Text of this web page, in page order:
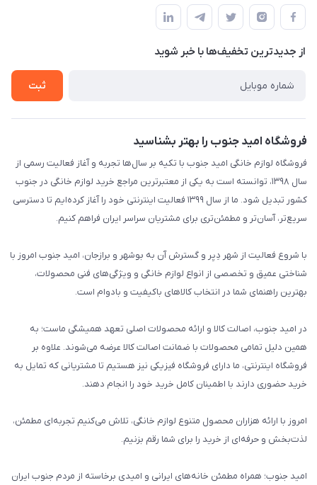
خانگی امید جنوب
لیست محصولات
درباره ما
قوانین و مقررات سایت
حریم خصوصی
راهنما
تماس با ما
از جدید‌ترین تخفیف‌ها با‌ خبر شوید
ثبت
فروشگاه امید جنوب را بهتر بشناسید
فروشگاه لوازم خانگی امید جنوب با تکیه بر سال‌ها تجربه و آغاز فعالیت رسمی از
سال ۱۳۹۸، توانسته است به یکی از معتبرترین مراجع خرید لوازم خانگی در جنوب
کشور تبدیل شود. ما از سال ۱۳۹۹ فعالیت اینترنتی خود را آغاز کرده‌ایم تا دسترسی
سریع‌تر، آسان‌تر و مطمئن‌تری برای مشتریان سراسر ایران فراهم کنیم.
با شروع فعالیت از شهر دِیِر و گسترش آن به بوشهر و برازجان، امید جنوب امروز با
شناختی عمیق و تخصصی از انواع لوازم خانگی و ویژگی‌های فنی محصولات،
بهترین راهنمای شما در انتخاب کالاهای باکیفیت و بادوام است.
در امید جنوب، اصالت کالا و ارائه محصولات اصلی تعهد همیشگی ماست؛ به
همین دلیل تمامی محصولات با ضمانت اصالت کالا عرضه می‌شوند. علاوه بر
فروشگاه اینترنتی، ما دارای فروشگاه فیزیکی نیز هستیم تا مشتریانی که تمایل به
خرید حضوری دارند با اطمینان کامل خرید خود را انجام دهند.
امروز با ارائه هزاران محصول متنوع لوازم خانگی، تلاش می‌کنیم تجربه‌ای مطمئن،
لذت‌بخش و حرفه‌ای از خرید را برای شما رقم بزنیم.
امید جنوب؛ همراه مطمئن خانه‌های ایرانی و امیدی برخاسته از مردم جنوب ایران